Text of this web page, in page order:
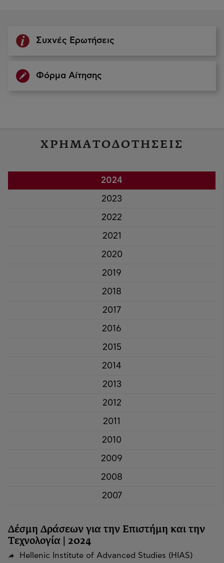
Συχνές Ερωτήσεις
Φόρμα Αίτησης
ΧΡΗΜΑΤΟΔΟΤΗΣΕΙΣ
2024
2023
2022
2021
2020
2019
2018
2017
2016
2015
2014
2013
2012
2011
2010
2009
2008
2007
Δέσμη Δράσεων για την Επιστήμη και την
Τεχνολογία | 2024
Hellenic Institute of Advanced Studies (HIAS)